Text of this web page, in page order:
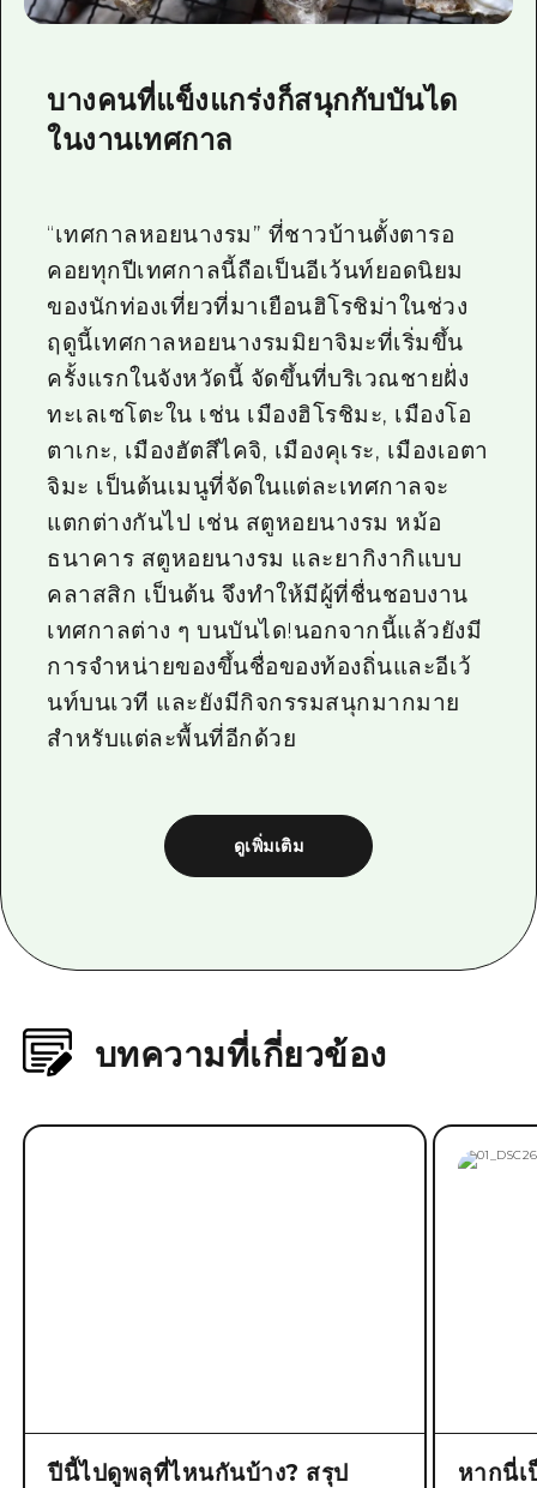
บางคนที่แข็งแกร่งก็สนุกกับบันได
ในงานเทศกาล
“เทศกาลหอยนางรม” ที่ชาวบ้านตั้งตารอ
คอยทุกปีเทศกาลนี้ถือเป็นอีเว้นท์ยอดนิยม
ของนักท่องเที่ยวที่มาเยือนฮิโรชิม่าในช่วง
ฤดูนี้เทศกาลหอยนางรมมิยาจิมะที่เริ่มขึ้น
ครั้งแรกในจังหวัดนี้ จัดขึ้นที่บริเวณชายฝั่ง
ทะเลเซโตะใน เช่น เมืองฮิโรชิมะ, เมืองโอ
ตาเกะ, เมืองฮัตสึไคจิ, เมืองคุเระ, เมืองเอตา
จิมะ เป็นต้นเมนูที่จัดในแต่ละเทศกาลจะ
แตกต่างกันไป เช่น สตูหอยนางรม หม้อ
ธนาคาร สตูหอยนางรม และยากิงากิแบบ
คลาสสิก เป็นต้น จึงทำให้มีผู้ที่ชื่นชอบงาน
เทศกาลต่าง ๆ บนบันได!นอกจากนี้แล้วยังมี
การจำหน่ายของขึ้นชื่อของท้องถิ่นและอีเว้
นท์บนเวที และยังมีกิจกรรมสนุกมากมาย
สำหรับแต่ละพื้นที่อีกด้วย
ดูเพิ่มเติม
บทความที่เกี่ยวข้อง
ปีนี้ไปดูพลุที่ไหนกันบ้าง? สรุป
หากนี่เ